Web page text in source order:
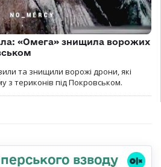
«Омега» знищила ворожих
та знищили ворожі дрони, які
з териконів під Покровськом.
взводу